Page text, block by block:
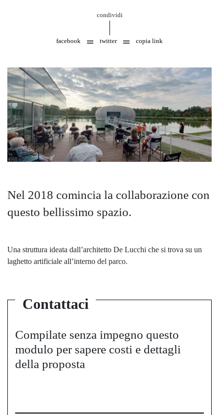
condividi
facebook twitter copia link
Nel 2018 comincia la collaborazione con
questo bellissimo spazio.
Una struttura ideata dall’architetto De Lucchi che si trova su un
laghetto artificiale all’interno del parco.
Contattaci
Compilate senza impegno questo
modulo per sapere costi e dettagli
della proposta